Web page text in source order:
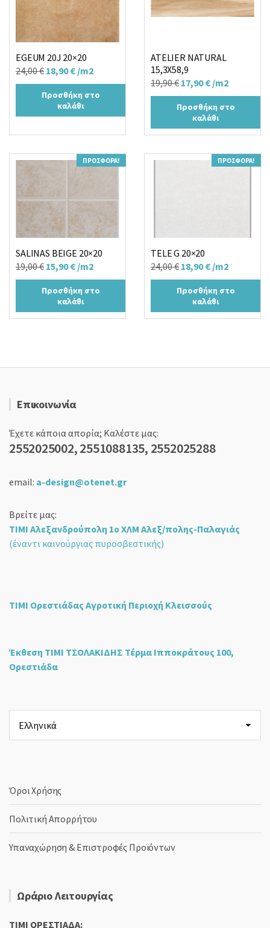
EGEUM 20J 20×20
24,00€ Original
price
was:
24,00 €.
18,90€Η
τρέχουσα
τιμή
είναι:
/m2
Προσθήκη στο
καλάθι
ATELIER NATURAL
15,3X58,9
19,90€ Original
price
was:
19,90 €.
17,90€Η
τρέχουσα
τιμή
είναι:
/m2
Προσθήκη στο
καλάθι
ΠΡΟΣΦΟΡΆ!
SALINAS BEIGE 20×20
19,00€ Original
price
was:
19,00 €.
15,90€Η
τρέχουσα
τιμή
είναι:
/m2
Προσθήκη στο
καλάθι
ΠΡΟΣΦΟΡΆ!
TELE G 20×20
24,00€ Original
price
was:
24,00 €.
18,90€Η
τρέχουσα
τιμή
είναι:
/m2
Προσθήκη στο
καλάθι
Επικοινωνία
Έχετε κάποια απορία; Καλέστε μας:
2552025002, 2551088135, 2552025288
email: a-design@otenet.gr
Βρείτε μας:
ΤΙΜΙ Αλεξανδρούπολη 1ο ΧΛΜ Αλεξ/πολης-Παλαγιάς
(έναντι καινούργιας πυροσβεστικής)
ΤΙΜΙ Ορεστιάδας Αγροτική Περιοχή Κλεισσούς
Έκθεση ΤΙΜΙ ΤΣΟΛΑΚΙΔΗΣ Τέρμα Ιπποκράτους 100,
Ορεστιάδα
μια
γλώσσα
Όροι Χρήσης
Πολιτική Απορρήτου
Υπαναχώρηση & Επιστροφές Προϊόντων
Ωράριο Λειτουργίας
TIMI ΟΡΕΣΤΙΑΔΑ: